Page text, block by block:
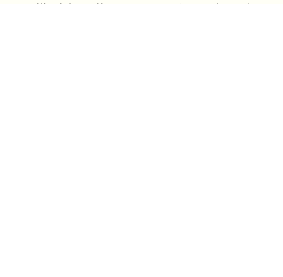
vrijheid wilt geven, kun je de